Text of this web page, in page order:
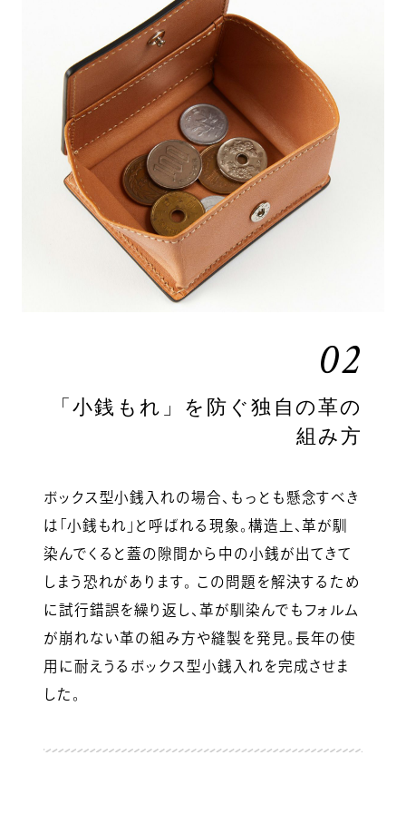
02
「小銭もれ」を防ぐ独自の革の
組み方
ボックス型小銭入れの場合、もっとも懸念すべき
は「小銭もれ」と呼ばれる現象。構造上、革が馴
染んでくると蓋の隙間から中の小銭が出てきて
しまう恐れがあります。 この問題を解決するため
に試行錯誤を繰り返し、革が馴染んでもフォルム
が崩れない革の組み方や縫製を発見。長年の使
用に耐えうるボックス型小銭入れを完成させま
した。